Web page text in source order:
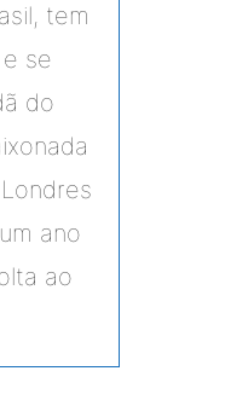
tem
se
do
ano
ao